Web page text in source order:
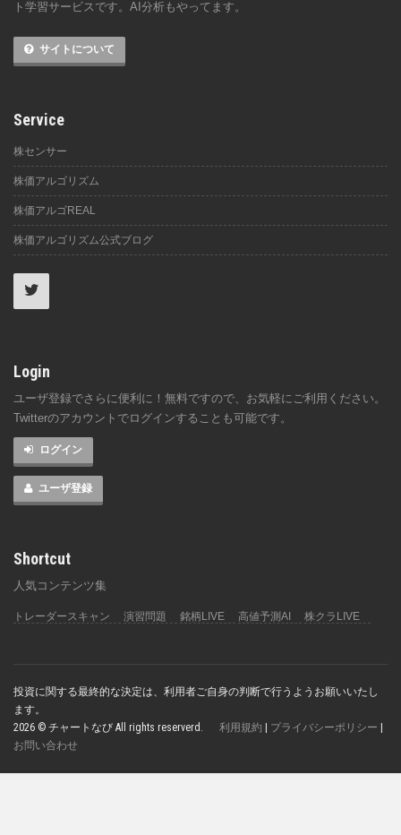
ト学習サービスです。AI分析もやってます。
サイトについて
Service
株センサー
株価アルゴリズム
株価アルゴREAL
株価アルゴリズム公式ブログ
Login
ユーザ登録でさらに便利に！無料ですので、お気軽にご利用ください。
Twitterのアカウントでログインすることも可能です。
ログイン
ユーザ登録
Shortcut
人気コンテンツ集
トレーダースキャン 演習問題 銘柄LIVE 高値予測AI 株クラLIVE
投資に関する最終的な決定は、利用者ご自身の判断で行うようお願いいたし
ます。
2026 © チャートなび All rights reserverd. 利用規約 | プライバシーポリシー |
お問い合わせ